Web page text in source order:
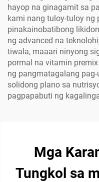
hayop na ginagamit sa
kami nang tuloy-tuloy ng
pinakainobatibong
ng advanced na
tiwala, maaari ninyong
pormal na vitamin
ng pangmatagalang
solidong plano sa
pagpapabuti ng
Mga
Tungkol sa